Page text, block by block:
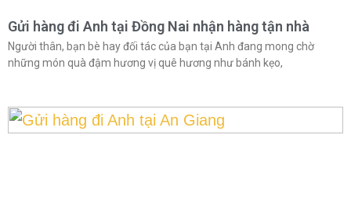
Gửi hàng đi Anh tại Đồng Nai nhận hàng tận nhà
Người thân, bạn bè hay đối tác của bạn tại Anh đang mong chờ
những món quà đậm hương vị quê hương như bánh kẹo,